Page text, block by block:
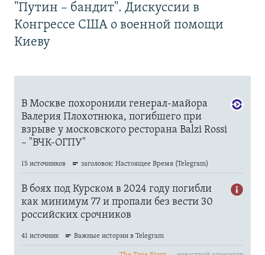
"Путин – бандит". Дискуссии в
Конгрессе США о военной помощи
Киеву